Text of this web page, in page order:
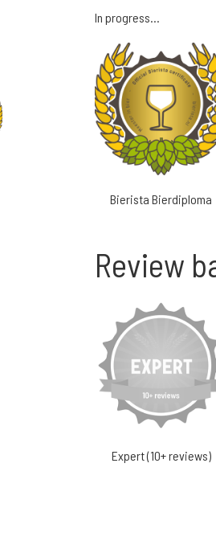
In progress...
Bierista Bierdiploma
Review
Expert (10+ reviews)